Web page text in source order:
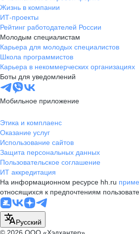
Жизнь в компании
ИТ-проекты
Рейтинг работодателей России
Молодым специалистам
Карьера для молодых специалистов
Школа программистов
Карьера в некоммерческих организациях
Боты для уведомлений
Мобильное приложение
Этика и комплаенс
Оказание услуг
Использование сайтов
Защита персональных данных
Пользовательское соглашение
ИТ аккредитация
На информационном ресурсе hh.ru
относящихся к предпочтениям
Русский